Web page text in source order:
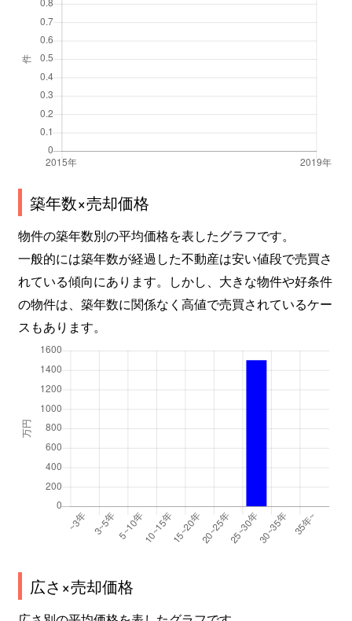
築年数×売却価格
物件の築年数別の平均価格を表したグラフです。
一般的には築年数が経過した不動産は安い値段で売買さ
れている傾向にあります。しかし、大きな物件や好条件
の物件は、築年数に関係なく高値で売買されているケー
スもあります。
広さ×売却価格